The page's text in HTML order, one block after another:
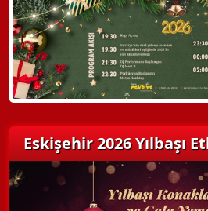
Detaylı Bilgi Alın
Eskişehir 2026 Yılbaşı